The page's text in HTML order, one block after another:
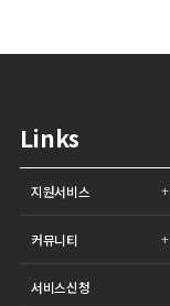
Links
지원서비스
커뮤니티
서비스신청